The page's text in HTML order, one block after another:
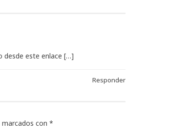
desde este enlace […]
Responder
con *